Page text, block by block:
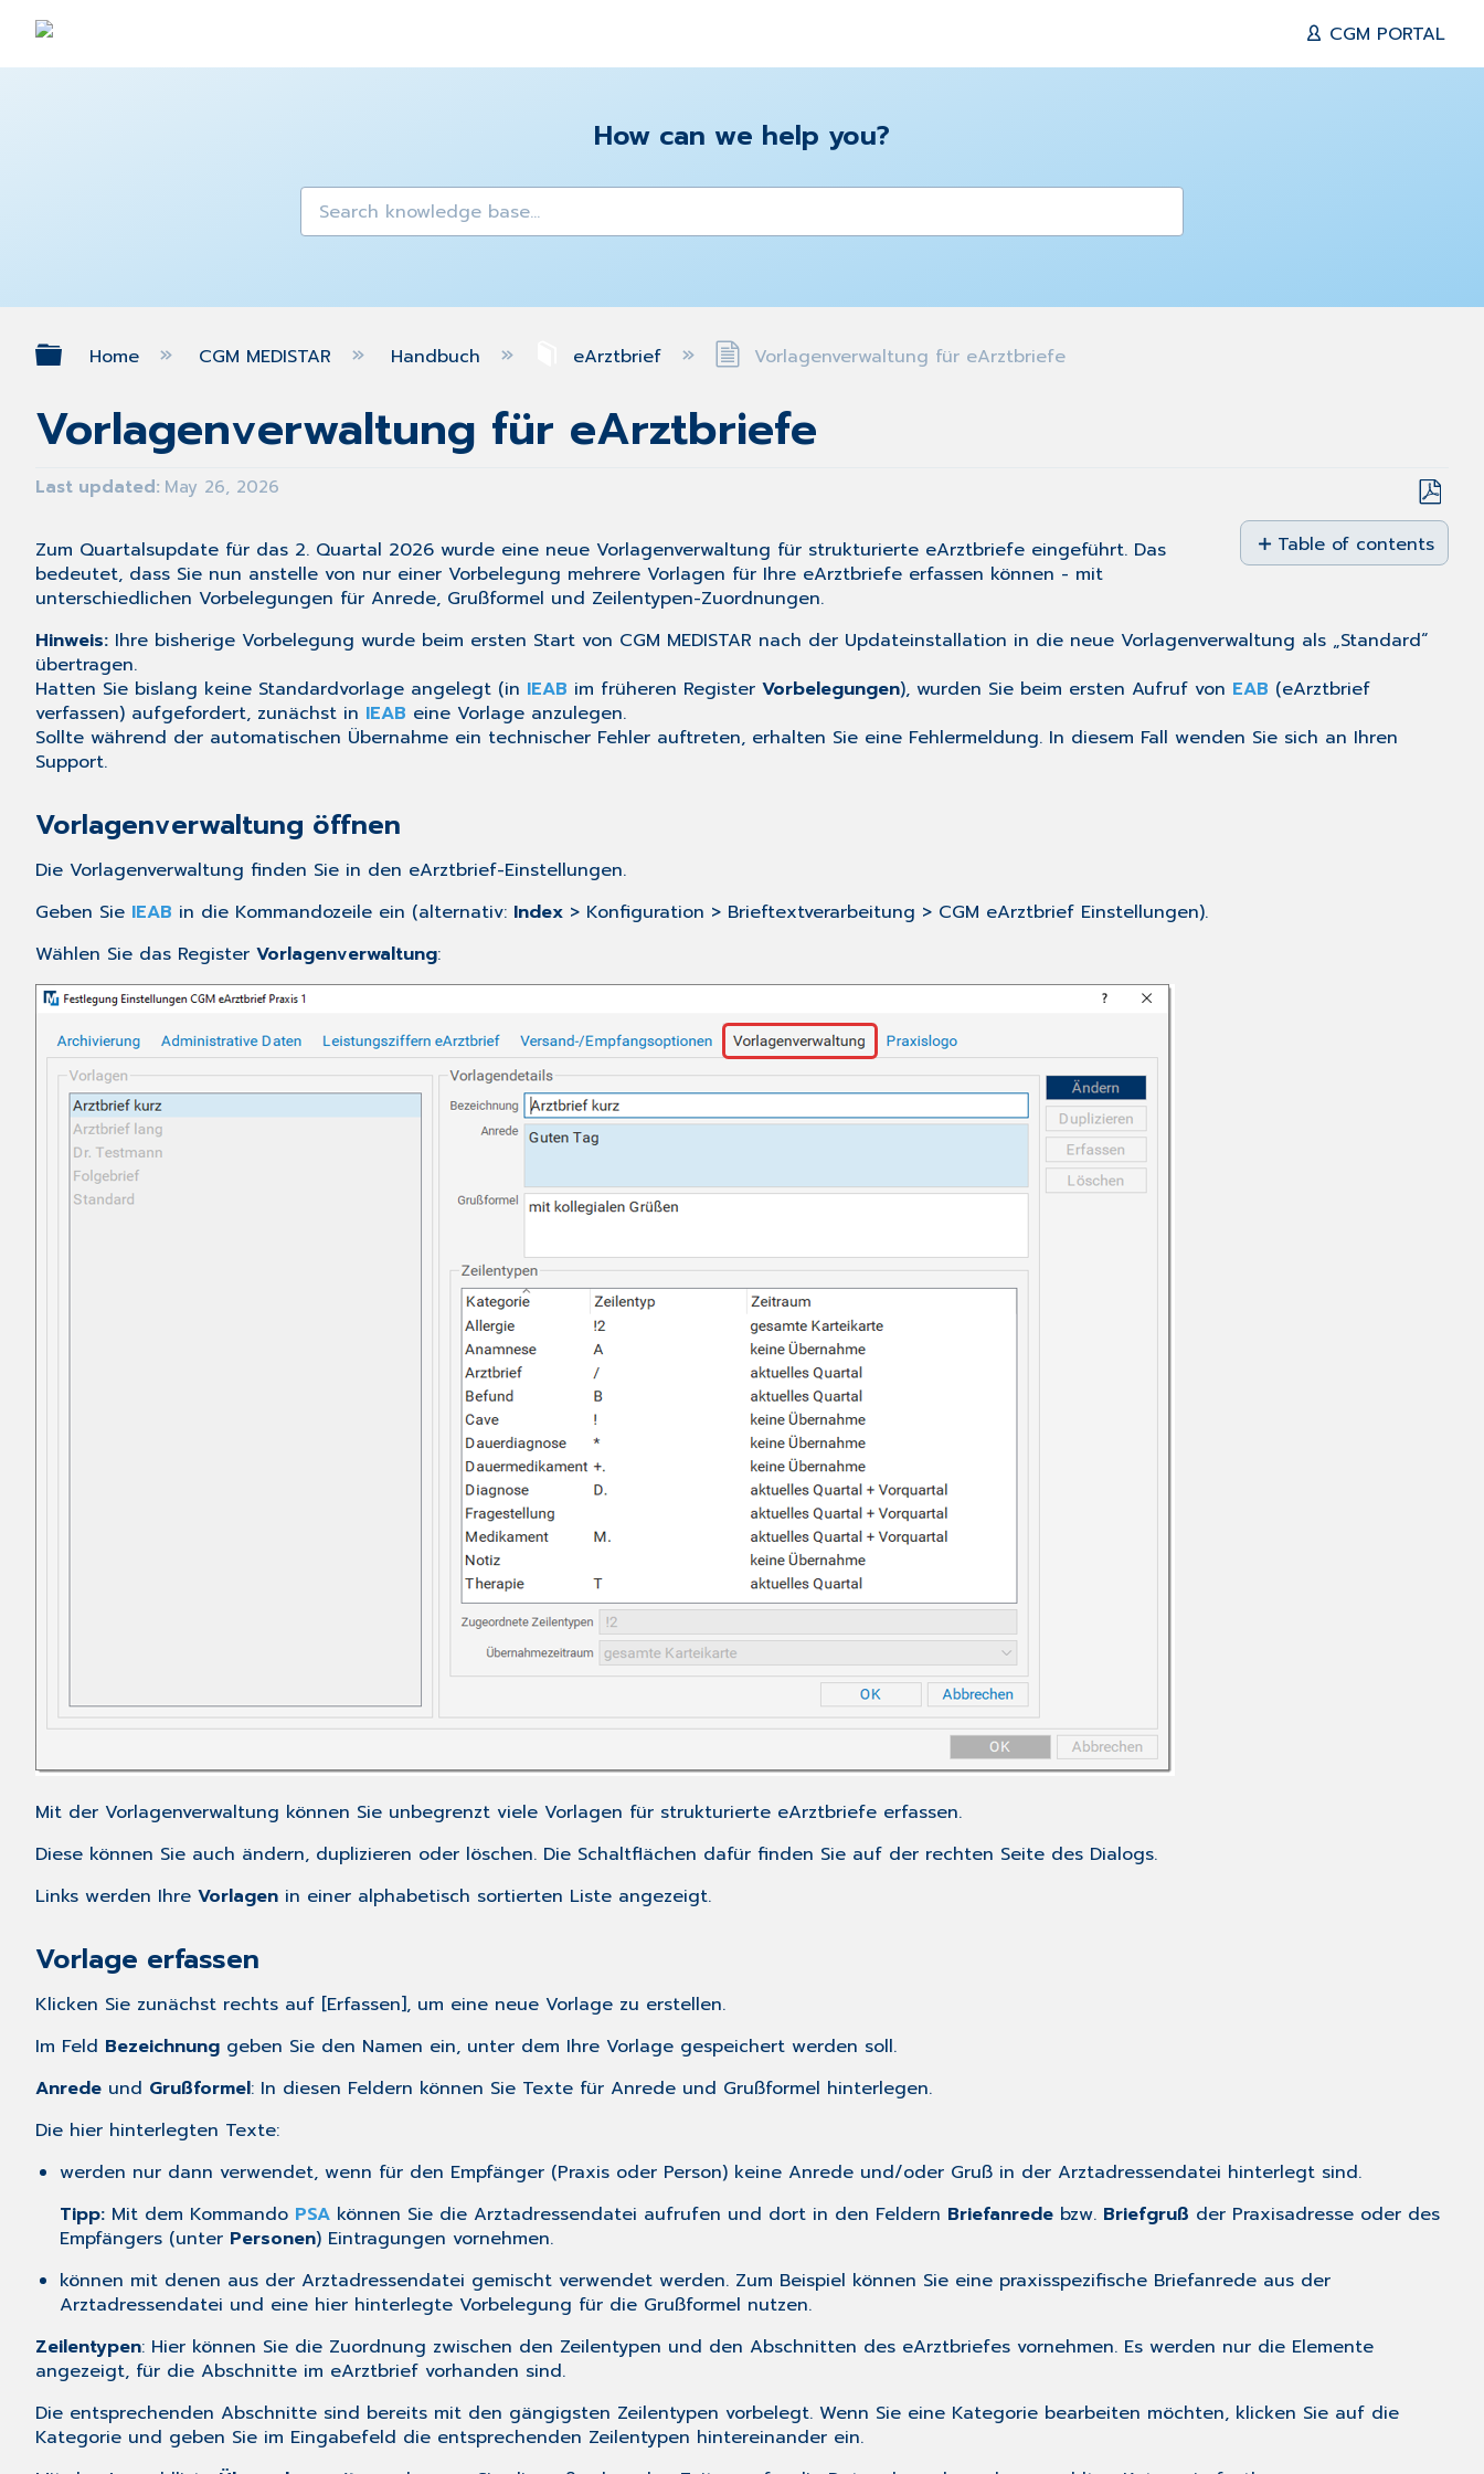
CGM PORTAL
How can we help you?
Expand/collapse global hierarchy
Home CGM MEDISTAR Handbuch eArztbrief Vorlagenverwaltung für eArztbriefe
Vorlagenverwaltung für eArztbriefe
Last updated May 26, 2026
Save
as
PDF
Table of contents
Vorlage
erfassen
Zum Quartalsupdate für das 2. Quartal 2026 wurde eine neue Vorlagenverwaltung für strukturierte eArztbriefe eingeführt. Das
bedeutet, dass Sie nun anstelle von nur einer Vorbelegung mehrere Vorlagen für Ihre eArztbriefe erfassen können - mit
unterschiedlichen Vorbelegungen für Anrede, Grußformel und Zeilentypen-Zuordnungen.
Hinweis: Ihre bisherige Vorbelegung wurde beim ersten Start von CGM MEDISTAR nach der Updateinstallation in die neue Vorlagenverwaltung als „Standard“
übertragen.
Hatten Sie bislang keine Standardvorlage angelegt (in IEAB im früheren Register Vorbelegungen), wurden Sie beim ersten Aufruf von EAB (eArztbrief
verfassen) aufgefordert, zunächst in IEAB eine Vorlage anzulegen.
Sollte während der automatischen Übernahme ein technischer Fehler auftreten, erhalten Sie eine Fehlermeldung. In diesem Fall wenden Sie sich an Ihren
Support.
Vorlagenverwaltung öffnen
Die Vorlagenverwaltung finden Sie in den eArztbrief-Einstellungen.
Geben Sie IEAB in die Kommandozeile ein (alternativ: Index > Konfiguration > Brieftextverarbeitung > CGM eArztbrief Einstellungen).
Wählen Sie das Register Vorlagenverwaltung:
Mit der Vorlagenverwaltung können Sie unbegrenzt viele Vorlagen für strukturierte eArztbriefe erfassen.
Diese können Sie auch ändern, duplizieren oder löschen. Die Schaltflächen dafür finden Sie auf der rechten Seite des Dialogs.
Links werden Ihre Vorlagen in einer alphabetisch sortierten Liste angezeigt.
Vorlage erfassen
Klicken Sie zunächst rechts auf [Erfassen], um eine neue Vorlage zu erstellen.
Im Feld Bezeichnung geben Sie den Namen ein, unter dem Ihre Vorlage gespeichert werden soll.
Anrede und Grußformel: In diesen Feldern können Sie Texte für Anrede und Grußformel hinterlegen.
Die hier hinterlegten Texte:
werden nur dann verwendet, wenn für den Empfänger (Praxis oder Person) keine Anrede und/oder Gruß in der Arztadressendatei hinterlegt sind.
Tipp: Mit dem Kommando PSA können Sie die Arztadressendatei aufrufen und dort in den Feldern Briefanrede bzw. Briefgruß der Praxisadresse oder des
Empfängers (unter Personen) Eintragungen vornehmen.
können mit denen aus der Arztadressendatei gemischt verwendet werden. Zum Beispiel können Sie eine praxisspezifische Briefanrede aus der
Arztadressendatei und eine hier hinterlegte Vorbelegung für die Grußformel nutzen.
Zeilentypen: Hier können Sie die Zuordnung zwischen den Zeilentypen und den Abschnitten des eArztbriefes vornehmen. Es werden nur die Elemente
angezeigt, für die Abschnitte im eArztbrief vorhanden sind.
Die entsprechenden Abschnitte sind bereits mit den gängigsten Zeilentypen vorbelegt. Wenn Sie eine Kategorie bearbeiten möchten, klicken Sie auf die
Kategorie und geben Sie im Eingabefeld die entsprechenden Zeilentypen hintereinander ein.